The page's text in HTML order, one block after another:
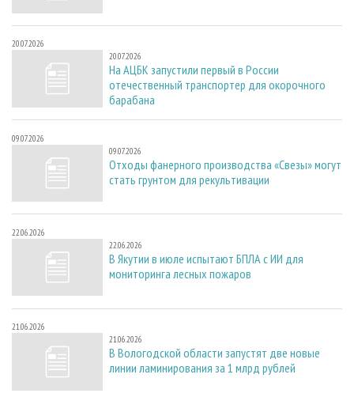
20.07.2026
20.07.2026
На АЦБК запустили первый в России
отечественный транспортер для окорочного
барабана
09.07.2026
09.07.2026
Отходы фанерного производства «Свезы» могут
стать грунтом для рекультивации
22.06.2026
22.06.2026
В Якутии в июле испытают БПЛА с ИИ для
мониторинга лесных пожаров
21.06.2026
21.06.2026
В Вологодской области запустят две новые
линии ламинирования за 1 млрд рублей